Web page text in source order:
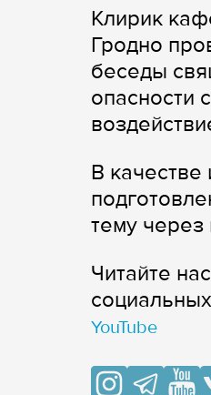
Клирик
Гродно
беседы
опасности
В
тему
Читайте
YouTube